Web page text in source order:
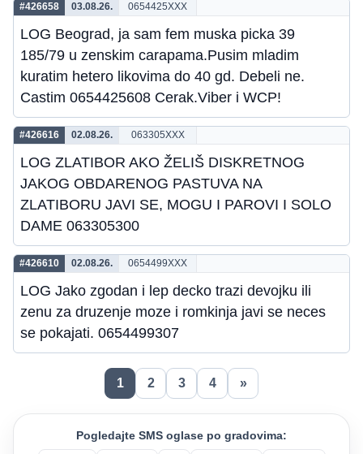
#426658 03.08.26. 0654425XXX
LOG Beograd, ja sam fem muska picka 39
185/79 u zenskim carapama.Pusim mladim
kuratim hetero likovima do 40 gd. Debeli ne.
Castim 0654425608 Cerak.Viber i WCP!
#426616 02.08.26. 063305XXX
LOG ZLATIBOR AKO ŽELIŠ DISKRETNOG
JAKOG OBDARENOG PASTUVA NA
ZLATIBORU JAVI SE, MOGU I PAROVI I SOLO
DAME 063305300
#426610 02.08.26. 0654499XXX
LOG Jako zgodan i lep decko trazi devojku ili
zenu za druzenje moze i romkinja javi se neces
se pokajati. 0654499307
1 2 3 4 »
Pogledajte SMS oglase po gradovima: